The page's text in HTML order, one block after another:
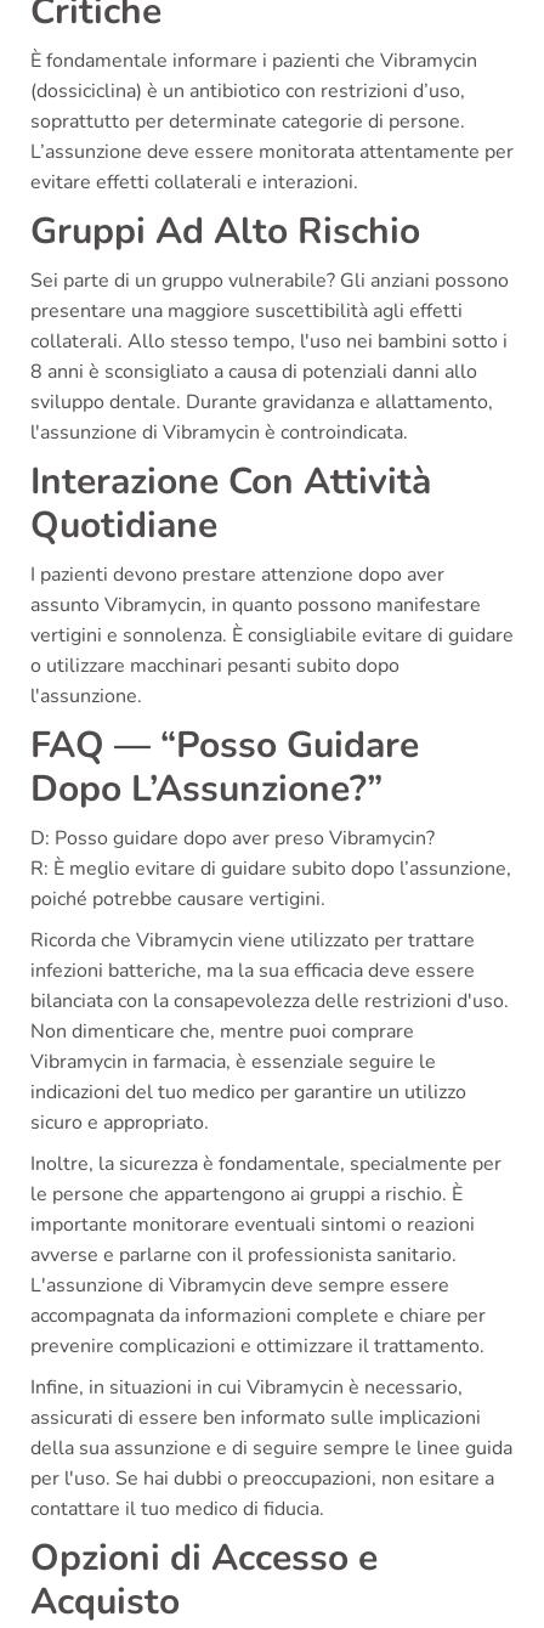
Critiche
È fondamentale informare i pazienti che Vibramycin
(dossiciclina) è un antibiotico con restrizioni d’uso,
soprattutto per determinate categorie di persone.
L’assunzione deve essere monitorata attentamente per
evitare effetti collaterali e interazioni.
Gruppi Ad Alto Rischio
Sei parte di un gruppo vulnerabile? Gli anziani possono
presentare una maggiore suscettibilità agli effetti
collaterali. Allo stesso tempo, l'uso nei bambini sotto i
8 anni è sconsigliato a causa di potenziali danni allo
sviluppo dentale. Durante gravidanza e allattamento,
l'assunzione di Vibramycin è controindicata.
Interazione Con Attività
Quotidiane
I pazienti devono prestare attenzione dopo aver
assunto Vibramycin, in quanto possono manifestare
vertigini e sonnolenza. È consigliabile evitare di guidare
o utilizzare macchinari pesanti subito dopo
l'assunzione.
FAQ — “Posso Guidare
Dopo L’Assunzione?”
D: Posso guidare dopo aver preso Vibramycin?
R: È meglio evitare di guidare subito dopo l’assunzione,
poiché potrebbe causare vertigini.
Ricorda che Vibramycin viene utilizzato per trattare
infezioni batteriche, ma la sua efficacia deve essere
bilanciata con la consapevolezza delle restrizioni d'uso.
Non dimenticare che, mentre puoi comprare
Vibramycin in farmacia, è essenziale seguire le
indicazioni del tuo medico per garantire un utilizzo
sicuro e appropriato.
Inoltre, la sicurezza è fondamentale, specialmente per
le persone che appartengono ai gruppi a rischio. È
importante monitorare eventuali sintomi o reazioni
avverse e parlarne con il professionista sanitario.
L'assunzione di Vibramycin deve sempre essere
accompagnata da informazioni complete e chiare per
prevenire complicazioni e ottimizzare il trattamento.
Infine, in situazioni in cui Vibramycin è necessario,
assicurati di essere ben informato sulle implicazioni
della sua assunzione e di seguire sempre le linee guida
per l'uso. Se hai dubbi o preoccupazioni, non esitare a
contattare il tuo medico di fiducia.
Opzioni di Accesso e
Acquisto